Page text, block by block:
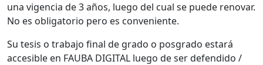
una vigencia de 3 años, luego del cual se puede renovar.
No es obligatorio pero es conveniente.
Su tesis o trabajo final de grado o posgrado estará
accesible en FAUBA DIGITAL luego de ser defendido /